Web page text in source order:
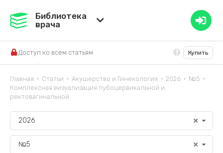
Медвестник
Справочник ЛС
Библиотека
врача
Доступ ко всем статьям Купить
Главная • Статьи • Акушерство и Гинекология • 2026 • №5 •
Комплексная визуализация пубоцервикальной и
ректовагинальной...
2026
№5